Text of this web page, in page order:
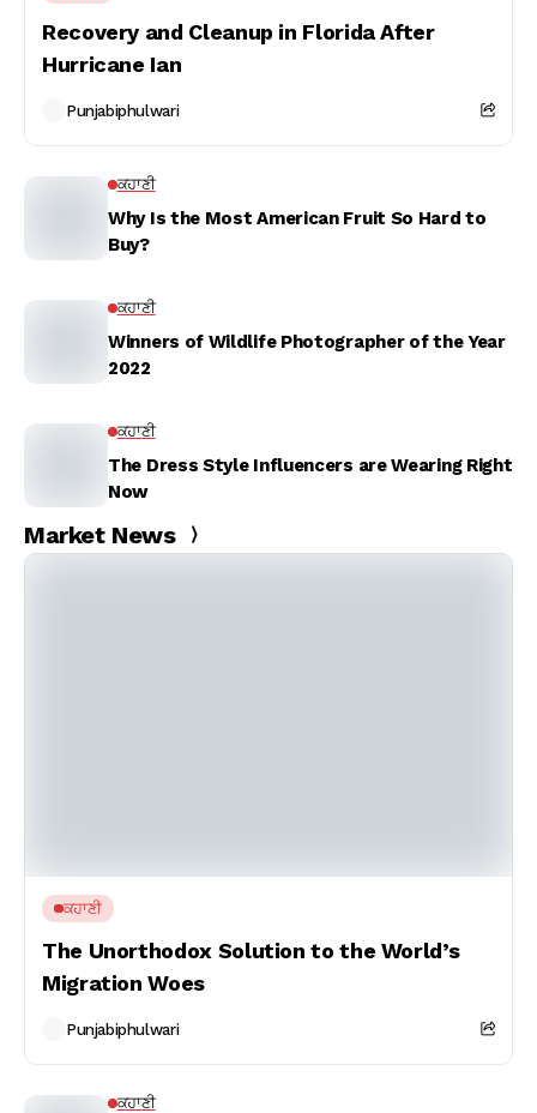
Recovery and Cleanup in Florida After
Hurricane Ian
Punjabiphulwari
ਕਹਾਣੀ
Why Is the Most American Fruit So Hard to
Buy?
ਕਹਾਣੀ
Winners of Wildlife Photographer of the Year
2022
ਕਹਾਣੀ
The Dress Style Influencers are Wearing Right
Now
Market News
ਕਹਾਣੀ
The Unorthodox Solution to the World’s
Migration Woes
Punjabiphulwari
ਕਹਾਣੀ